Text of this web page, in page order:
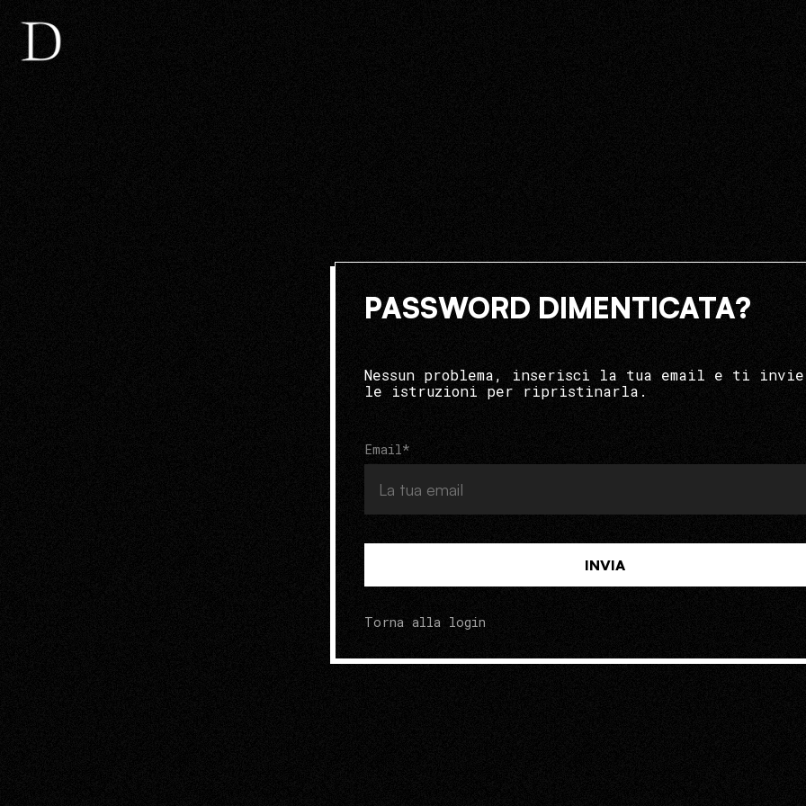
PASSWORD DIMENTICATA?
Nessun problema, inserisci la tua email e ti
le istruzioni per ripristinarla.
Email*
INVIA
Torna alla login